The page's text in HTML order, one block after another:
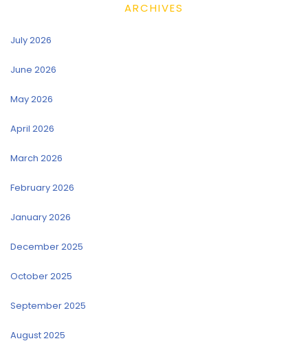
ARCHIVES
July 2026
June 2026
May 2026
April 2026
March 2026
February 2026
January 2026
December 2025
October 2025
September 2025
August 2025